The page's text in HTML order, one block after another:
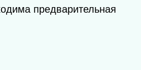
предварительная